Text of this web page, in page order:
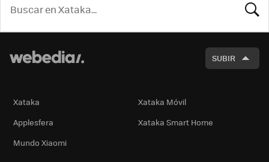
SUBIR
Xataka
Xataka Móvil
Applesfera
Xataka Smart Home
Mundo Xiaomi